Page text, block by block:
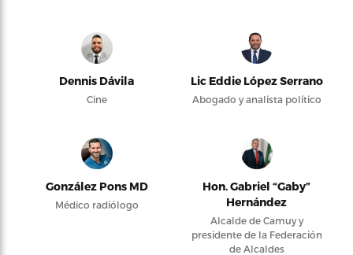
Dennis Dávila
Cine
Lic Eddie López Serrano
Abogado y analista político
González Pons MD
Médico radiólogo
Hon. Gabriel “Gaby”
Hernández
Alcalde de Camuy y
presidente de la Federación
de Alcaldes